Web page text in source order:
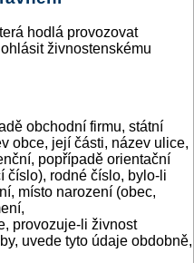
hodlá provozovat
živnostenskému
obchodní firmu, státní
obce, její části, název ulice,
popřípadě orientační
číslo), rodné číslo, bylo-li
místo narození (obec,
provozuje-li živnost
uvede tyto údaje obdobně,